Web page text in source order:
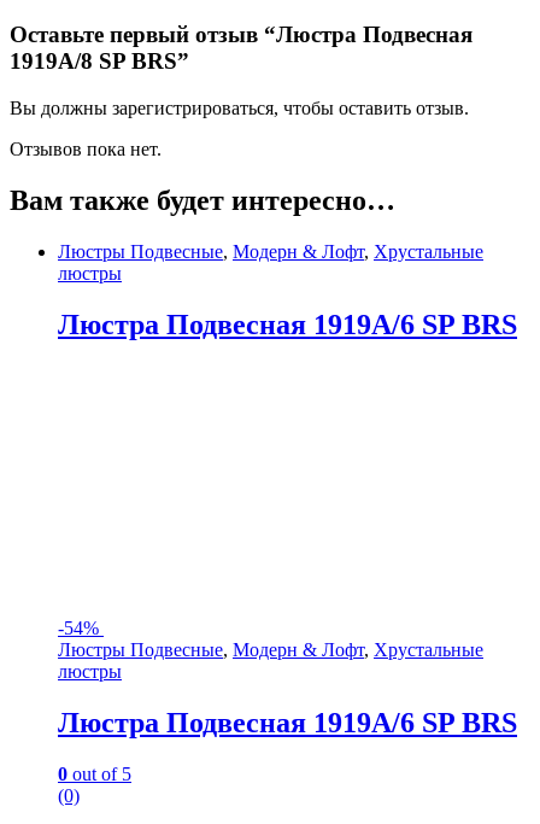
Оставьте первый отзыв “Люстра Подвесная
1919A/8 SP BRS”
Вы должны зарегистрироваться, чтобы оставить отзыв.
Отзывов пока нет.
Вам также будет интересно…
Люстры Подвесные, Модерн & Лофт, Хрустальные
люстры
Люстра Подвесная 1919A/6 SP BRS
-54%
Люстры Подвесные, Модерн & Лофт, Хрустальные
люстры
Люстра Подвесная 1919A/6 SP BRS
0 out of 5
(0)